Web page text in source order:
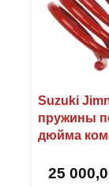
Suzuki
пружины
дюйма
25